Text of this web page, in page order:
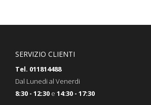
SERVIZIO CLIENTI
Tel. 011814488
Dal Lunedi al Venerdi
8:30 - 12:30 e 14:30 - 17:30